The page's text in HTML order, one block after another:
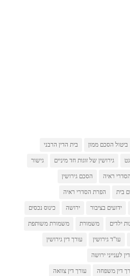
ביטול הסכם ממון בית הדין הרבני
גט גירושין של זוגות חד מיניים גישור
הסדרי ראיה הסכם גירושין
בית הפרת הסדרי ראיה
ידועים בציבור ירושה כינוס נכסים
ילדים משמורת משמורת משותפת
עו"ד גירושין עורך דין גירושין
לענייני ירושה
דין משפחה עורך דין צוואה